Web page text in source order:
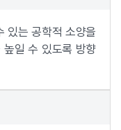
있는 공학적 소양을
높일 수 있도록 방향